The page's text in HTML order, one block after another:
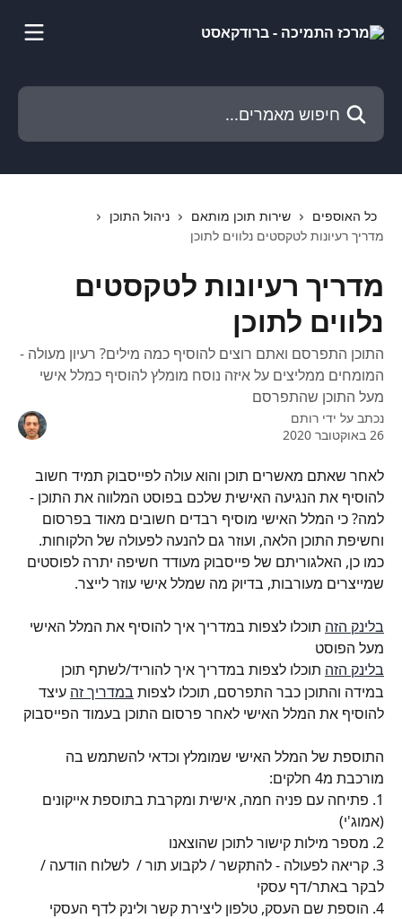
חיפוש מאמרים...
כל האוספים שירות תוכן מותאם
ניהול התוכן
מדריך רעיונות לטקסטים נלווים לתוכן
מדריך רעיונות לטקסטים
נלווים לתוכן
התוכן התפרסם ואתם רוצים להוסיף כמה מילים? רעיון מעולה -
המומחים ממליצים על איזה נוסח מומלץ להוסיף כמלל אישי
מעל התוכן שהתפרסם
נכתב על ידי רותם
26 באוקטובר 2020
לאחר שאתם מאשרים תוכן והוא עולה לפייסבוק תמיד חשוב
להוסיף את הנגיעה האישית שלכם בפוסט המלווה את התוכן -
למה? כי המלל האישי מוסיף רבדים חשובים מאוד בפרסום
וחשיפת התוכן הלאה, ועוזר גם להנעה לפעולה של הלקוחות.
כמו כן, האלגוריתם של פייסבוק מעודד חשיפה יתרה לפוסטים
שמייצרים מעורבות, בדיוק מה שמלל אישי עוזר לייצר.
בלינק הזה תוכלו לצפות במדריך איך להוסיף את המלל האישי
מעל הפוסט
בלינק הזה תוכלו לצפות במדריך איך להוריד/לשתף תוכן
במידה והתוכן כבר התפרסם, תוכלו לצפות במדריך זה עיצד
להוסיף את המלל האישי לאחר פרסום התוכן בעמוד הפייסבוק
התוספת של המלל האישי שמומלץ וכדאי להשתמש בה
מורכבת מ4 חלקים:
1. פתיחה עם פניה חמה, אישית ומקרבת בתוספת אייקונים
(אמוג'י)
2. מספר מילות קישור לתוכן שהוצאנו
3. קריאה לפעולה - להתקשר / לקבוע תור /  לשלוח הודעה /
לבקר באתר/דף עסקי
4. הוספת שם העסק, טלפון ליצירת קשר ולינק לדף העסקי